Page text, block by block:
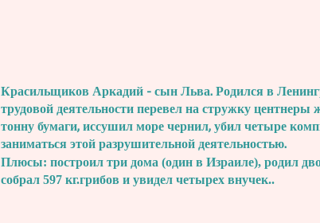
Красильщиков Аркадий - сын Льва. Родился в
трудовой деятельности перевел на стружку центнеры
тонну бумаги, иссушил море чернил, убил четыре
заниматься этой разрушительной деятельностью.
Плюсы: построил три дома (один в Израиле), родил
собрал 597 кг.грибов и увидел четырех внучек..